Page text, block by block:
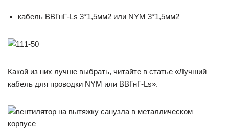
кабель ВВГнГ-Ls 3*1,5мм2 или NYM 3*1,5мм2
Какой из них лучше выбрать, читайте в статье «Лучший
кабель для проводки NYM или ВВГнГ-Ls».